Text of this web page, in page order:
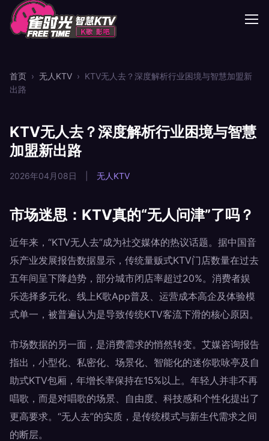
首页 › 无人KTV › KTV无人去？深度解析行业困境与智慧加盟新
出路
KTV无人去？深度解析行业困境与智慧
加盟新出路
2026年04月08日 无人KTV
市场迷思：KTV真的“无人问津”了吗？
近年来，“KTV无人去”成为社交媒体的热议话题。据中国音
乐产业发展报告数据显示，传统量贩式KTV门店数量在过去
五年间呈下降趋势，部分城市闭店率超过20%。消费者娱
乐选择多元化、线上K歌App普及、运营成本高企及体验模
式单一，被普遍认为是导致传统KTV客流下滑的核心原因。
市场数据的另一面，是消费需求的悄然转变。艾媒咨询报告
指出，小型化、私密化、场景化、智能化的迷你歌咏亭及自
助式KTV包厢，年增长率保持在15%以上。年轻人并非不再
唱歌，而是对唱歌的场景、自由度、科技感和个性化提出了
更高要求。“无人去”的实质，是传统模式与新生代需求之间
的断层。